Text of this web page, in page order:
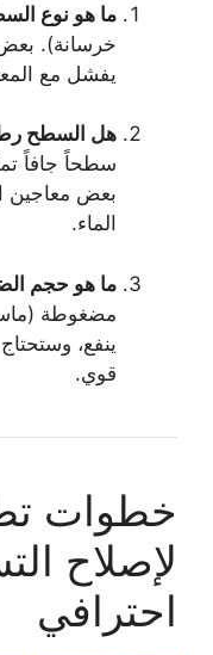
ما هو نوع
خرسانة). بعض
يفشل مع
هل السطح
سطحاً جافاً
بعض معاجين
الماء.
ما هو حجم
مضغوطة
ينفع،
قوي.
خطوات
لإصلاح
احترافي